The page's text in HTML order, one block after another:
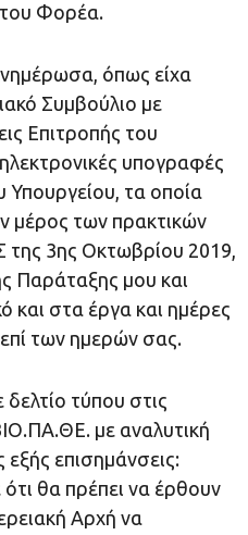
του Φορέα.
όπως είχα
Συμβούλιο με
Επιτροπής του
υπογραφές
Υπουργείου, τα οποία
μέρος των πρακτικών
της 3ης Οκτωβρίου 2019,
Παράταξης μου και
και στα έργα και ημέρες
των ημερών σας.
τύπου στις
με αναλυτική
επισημάνσεις:
θα πρέπει να έρθουν
Αρχή να